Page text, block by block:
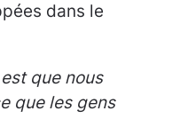
dans le
que nous
que les gens